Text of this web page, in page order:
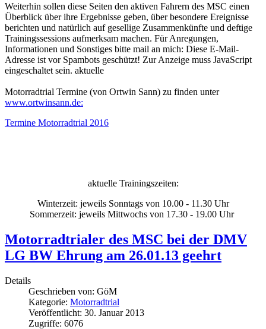
Weiterhin sollen diese Seiten den aktiven Fahrern des MSC einen
Überblick über ihre Ergebnisse geben, über besondere Ereignisse
berichten und natürlich auf gesellige Zusammenkünfte und deftige
Trainingssessions aufmerksam machen. Für Anregungen,
Informationen und Sonstiges bitte mail an mich: Diese E-Mail-
Adresse ist vor Spambots geschützt! Zur Anzeige muss JavaScript
eingeschaltet sein. aktuelle
Motorradtrial Termine (von Ortwin Sann) zu finden unter
www.ortwinsann.de:
Termine Motorradtrial 2016
aktuelle Trainingszeiten:
Winterzeit: jeweils Sonntags von 10.00 - 11.30 Uhr
Sommerzeit: jeweils Mittwochs von 17.30 - 19.00 Uhr
Motorradtrialer des MSC bei der DMV
LG BW Ehrung am 26.01.13 geehrt
Details
Geschrieben von: GöM
Kategorie: Motorradtrial
Veröffentlicht: 30. Januar 2013
Zugriffe: 6076